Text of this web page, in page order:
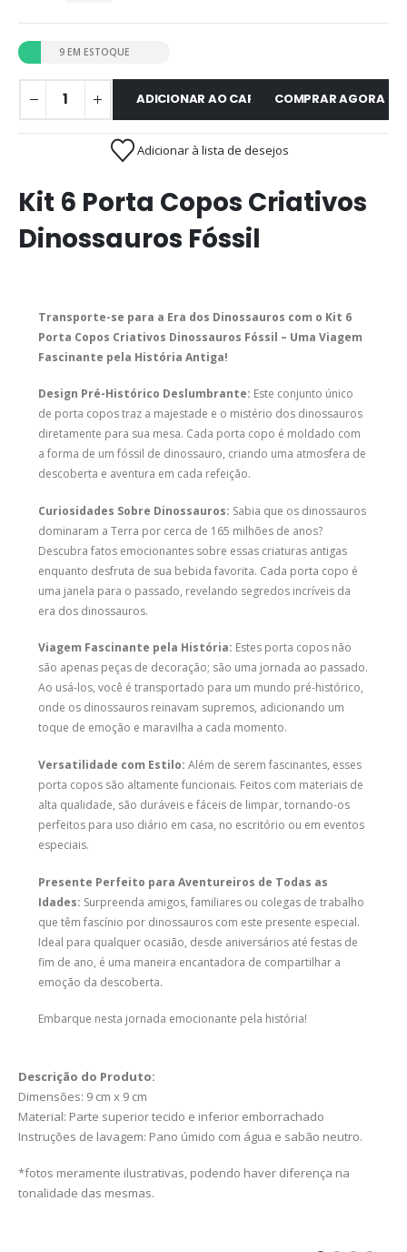
9 EM ESTOQUE
ADICIONAR AO CARRINHOCOMPRAR AGORA
Adicionar à lista de desejos
Kit 6 Porta Copos Criativos
Dinossauros Fóssil
Transporte-se para a Era dos Dinossauros com o Kit 6
Porta Copos Criativos Dinossauros Fóssil – Uma Viagem
Fascinante pela História Antiga!
Design Pré-Histórico Deslumbrante: Este conjunto único
de porta copos traz a majestade e o mistério dos dinossauros
diretamente para sua mesa. Cada porta copo é moldado com
a forma de um fóssil de dinossauro, criando uma atmosfera de
descoberta e aventura em cada refeição.
Curiosidades Sobre Dinossauros: Sabia que os dinossauros
dominaram a Terra por cerca de 165 milhões de anos?
Descubra fatos emocionantes sobre essas criaturas antigas
enquanto desfruta de sua bebida favorita. Cada porta copo é
uma janela para o passado, revelando segredos incríveis da
era dos dinossauros.
Viagem Fascinante pela História: Estes porta copos não
são apenas peças de decoração; são uma jornada ao passado.
Ao usá-los, você é transportado para um mundo pré-histórico,
onde os dinossauros reinavam supremos, adicionando um
toque de emoção e maravilha a cada momento.
Versatilidade com Estilo: Além de serem fascinantes, esses
porta copos são altamente funcionais. Feitos com materiais de
alta qualidade, são duráveis e fáceis de limpar, tornando-os
perfeitos para uso diário em casa, no escritório ou em eventos
especiais.
Presente Perfeito para Aventureiros de Todas as
Idades: Surpreenda amigos, familiares ou colegas de trabalho
que têm fascínio por dinossauros com este presente especial.
Ideal para qualquer ocasião, desde aniversários até festas de
fim de ano, é uma maneira encantadora de compartilhar a
emoção da descoberta.
Embarque nesta jornada emocionante pela história!
Descrição do Produto:
Dimensões: 9 cm x 9 cm
Material: Parte superior tecido e inferior emborrachado
Instruções de lavagem: Pano úmido com água e sabão neutro.
*fotos meramente ilustrativas, podendo haver diferença na
tonalidade das mesmas.